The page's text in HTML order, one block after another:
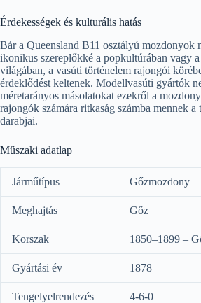
Érdekességek és kulturális hatás
Bár a Queensland B11 osztályú mozdonyok
ikonikus szereplőkké a popkultúrában vagy
világában, a vasúti történelem rajongói
érdeklődést keltenek. Modellvasúti gyártók
méretarányos másolatokat ezekről a
rajongók számára ritkaság számba mennek a
darabjai.
Műszaki adatlap
Járműtípus Gőzmozdony
Meghajtás Gőz
Korszak 1850–1899 –
Gyártási év 1878
Tengelyelrendezés
4-6-0